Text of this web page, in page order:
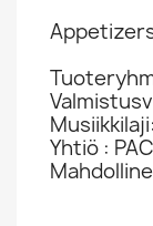
Yhtiö :